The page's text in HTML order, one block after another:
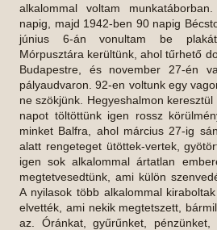
alkalommal voltam
napig, majd 1942-ben 90 napig
június 6-án vonultam be
Mórpusztára kerültünk, ahol tűrhető
Budapestre, és november 27-én
pályaudvaron. 92-en voltunk egy
ne szökjünk. Hegyeshalmon
napot töltöttünk igen rossz
minket Balfra, ahol március 27-ig
alatt rengeteget ütöttek-vertek,
igen sok alkalommal ártatlan
megtetvesedtünk, ami külön
A nyilasok több alkalommal
elvették, ami nekik megtetszett,
az. Óránkat, gyűrűnket,